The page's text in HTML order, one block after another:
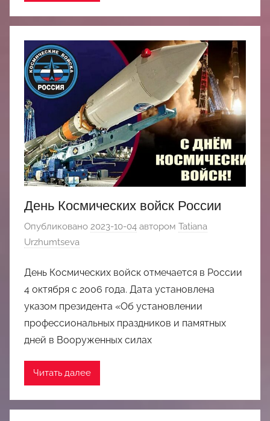
День Космических войск России
Опубликовано 2023-10-04 автором Tatiana
Urzhumtseva
День Космических войск отмечается в России
4 октября с 2006 года. Дата установлена
указом президента «Об установлении
профессиональных праздников и памятных
дней в Вооруженных силах
Читать далее